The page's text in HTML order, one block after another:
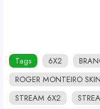
Tags 6X2
ROGER MONTEIRO
STREAM 6X2